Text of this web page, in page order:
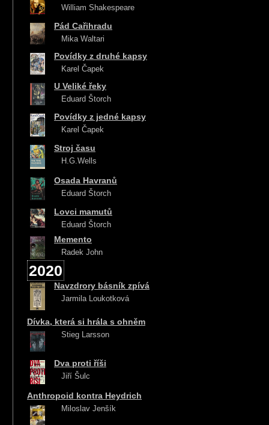
William Shakespeare
Pád Cařihradu
Mika Waltari
Povídky z druhé kapsy
Karel Čapek
U Veliké řeky
Eduard Štorch
Povídky z jedné kapsy
Karel Čapek
Stroj času
H.G.Wells
Osada Havranů
Eduard Štorch
Lovci mamutů
Eduard Štorch
Memento
Radek John
2020
Navzdrory básník zpívá
Jarmila Loukotková
Dívka, která si hrála s ohněm
Stieg Larsson
Dva proti říši
Jiří Šulc
Anthropoid kontra Heydrich
Miloslav Jenšík